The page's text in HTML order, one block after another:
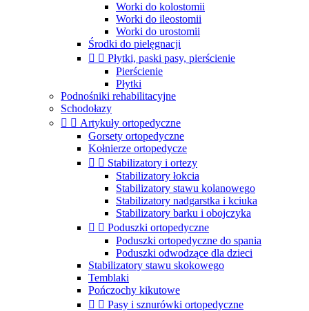
Worki do kolostomii
Worki do ileostomii
Worki do urostomii
Środki do pielęgnacji
  Płytki, paski pasy, pierścienie
Pierścienie
Płytki
Podnośniki rehabilitacyjne
Schodołazy
  Artykuły ortopedyczne
Gorsety ortopedyczne
Kołnierze ortopedycze
  Stabilizatory i ortezy
Stabilizatory łokcia
Stabilizatory stawu kolanowego
Stabilizatory nadgarstka i kciuka
Stabilizatory barku i obojczyka
  Poduszki ortopedyczne
Poduszki ortopedyczne do spania
Poduszki odwodzące dla dzieci
Stabilizatory stawu skokowego
Temblaki
Pończochy kikutowe
  Pasy i sznurówki ortopedyczne